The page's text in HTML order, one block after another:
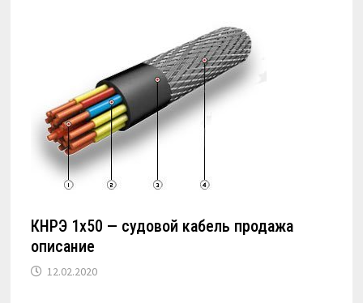
КНРЭ 1х50 — судовой кабель продажа
описание
12.02.2020